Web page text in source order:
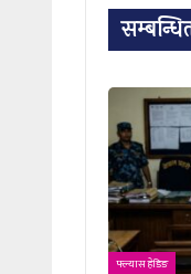
फ्ल्यास हेडिङ